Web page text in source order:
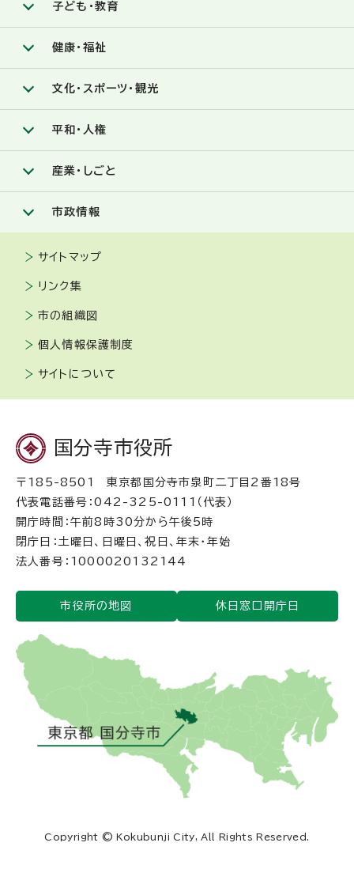
子ども・教育
健康・福祉
文化・スポーツ・観光
平和・人権
産業・しごと
市政情報
サイトマップ
リンク集
市の組織図
個人情報保護制度
サイトについて
国分寺市役所
〒185-8501 東京都国分寺市泉町二丁目2番18号
代表電話番号：042-325-0111（代表）
開庁時間：午前8時30分から午後5時
閉庁日：土曜日、日曜日、祝日、年末・年始
法人番号：1000020132144
市役所の地図 休日窓口開庁日
Copyright © Kokubunji City, All Rights Reserved.